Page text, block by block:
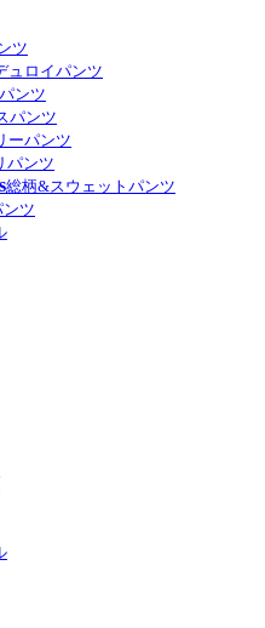
ツ
ュロイパンツ
ンツ
パンツ
ーパンツ
パンツ
総柄&スウェットパンツ
ツ